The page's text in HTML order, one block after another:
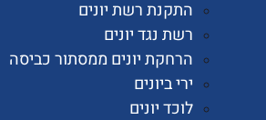
התקנת רשת יונים
רשת נגד יונים
הרחקת יונים ממסתור כביסה
ירי ביונים
לוכד יונים